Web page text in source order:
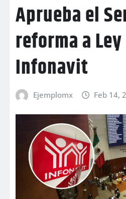
Aprueba el
reforma a
Infonavit
Ejemplomx Feb 14,